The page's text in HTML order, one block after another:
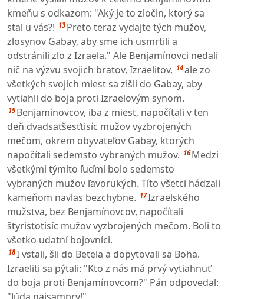
kmeňu s odkazom: "Aký je to zločin, ktorý sa
stal u vás?! 13 Preto teraz vydajte tých mužov,
zlosynov Gabay, aby sme ich usmrtili a
odstránili zlo z Izraela." Ale Benjamínovci nedali
nič na výzvu svojich bratov, Izraelitov, 14ale zo
všetkých svojich miest sa zišli do Gabay, aby
vytiahli do boja proti Izraelovým synom.
15 Benjamínovcov, iba z miest, napočítali v ten
deň dvadsaťšesťtisíc mužov vyzbrojených
mečom, okrem obyvateľov Gabay, ktorých
napočítali sedemsto vybraných mužov. 16 Medzi
všetkými týmito ľuďmi bolo sedemsto
vybraných mužov ľavorukých. Títo všetci hádzali
kameňom navlas bezchybne. 17Izraelského
mužstva, bez Benjamínovcov, napočítali
štyristotisíc mužov vyzbrojených mečom. Boli to
všetko udatní bojovníci.
18I vstali, šli do Betela a dopytovali sa Boha.
Izraeliti sa pýtali: "Kto z nás má prvý vytiahnuť
do boja proti Benjamínovcom?" Pán odpovedal: